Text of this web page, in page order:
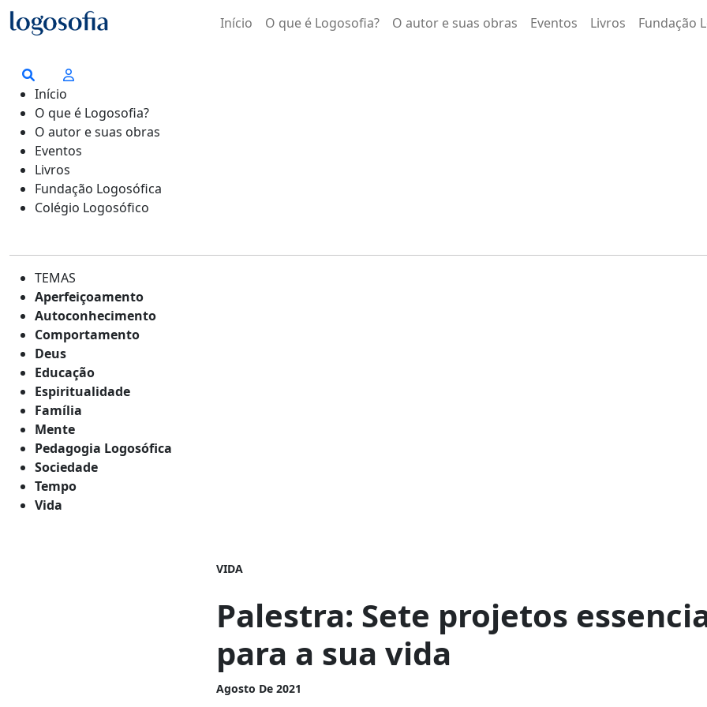
Início O que é Logosofia? O autor e suas obras Eventos Livros Fundação
Início
O que é Logosofia?
O autor e suas obras
Eventos
Livros
Fundação Logosófica
Colégio Logosófico
TEMAS
Aperfeiçoamento
Autoconhecimento
Comportamento
Deus
Educação
Espiritualidade
Família
Mente
Pedagogia Logosófica
Sociedade
Tempo
Vida
VIDA
Palestra: Sete projetos
para a sua vida
Agosto De 2021